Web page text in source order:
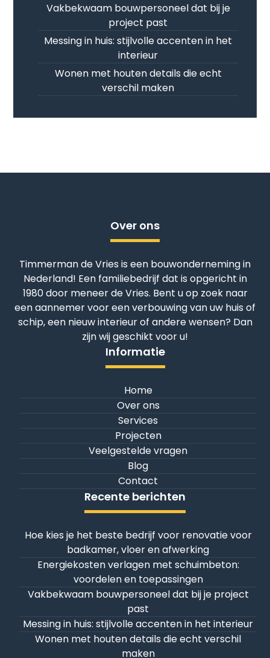
Vakbekwaam bouwpersoneel dat bij je
project past
Messing in huis: stijlvolle accenten in het
interieur
Wonen met houten details die echt
verschil maken
Over ons
Timmerman de Vries is een bouwonderneming in
Nederland! Een familiebedrijf dat is opgericht in
1980 door meneer de Vries. Bent u op zoek naar
een aannemer voor een verbouwing van uw huis of
schip, een nieuw interieur of andere wensen? Dan
zijn wij geschikt voor u!
Informatie
Home
Over ons
Services
Projecten
Veelgestelde vragen
Blog
Contact
Recente berichten
Hoe kies je het beste bedrijf voor renovatie voor
badkamer, vloer en afwerking
Energiekosten verlagen met schuimbeton:
voordelen en toepassingen
Vakbekwaam bouwpersoneel dat bij je project
past
Messing in huis: stijlvolle accenten in het interieur
Wonen met houten details die echt verschil
maken